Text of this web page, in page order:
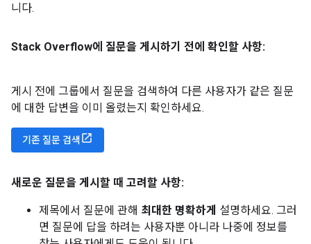
니다.
Stack Overflow에 질문을 게시하기 전에 확인할 사항:
게시 전에 그룹에서 질문을 검색하여 다른 사용자가 같은 질문
에 대한 답변을 이미 올렸는지 확인하세요.
기존 질문 검색
새로운 질문을 게시할 때 고려할 사항:
제목에서 질문에 관해 최대한 명확하게 설명하세요. 그러
면 질문에 답을 하려는 사용자뿐 아니라 나중에 정보를